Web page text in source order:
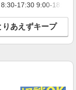
め＊障がい者デイサ
日払い有/週払い有/交
詳細を見る
17:30 9:00-18:00
りあえずキープ